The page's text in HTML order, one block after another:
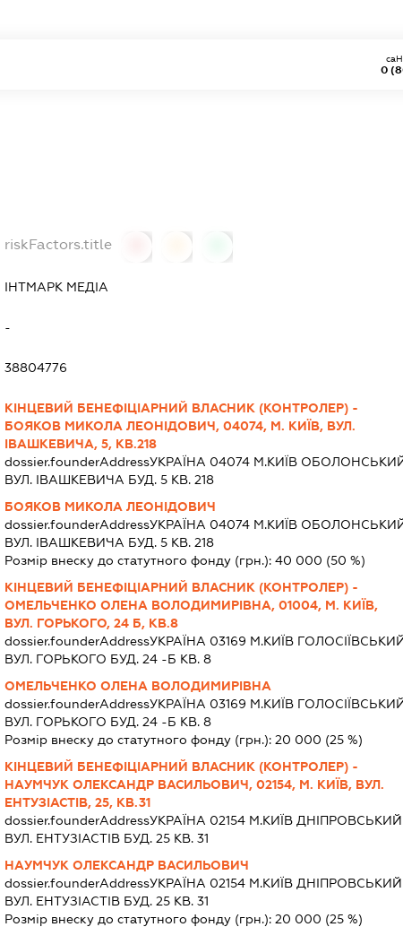
0
riskFactors.title
ІНТМАРК МЕДІА
-
38804776
КІНЦЕВИЙ БЕНЕФІЦІАРНИЙ ВЛАСНИК (КОНТРОЛЕР) -
БОЯКОВ МИКОЛА ЛЕОНІДОВИЧ, 04074, М. КИЇВ, ВУЛ.
ІВАШКЕВИЧА, 5, КВ.218
dossier.founderAddressУКРАЇНА 04074 М.КИЇВ
ВУЛ. ІВАШКЕВИЧА БУД. 5 КВ. 218
БОЯКОВ МИКОЛА ЛЕОНІДОВИЧ
dossier.founderAddressУКРАЇНА 04074 М.КИЇВ
ВУЛ. ІВАШКЕВИЧА БУД. 5 КВ. 218
Розмір внеску до статутного фонду (грн.):40 000 (50 %)
КІНЦЕВИЙ БЕНЕФІЦІАРНИЙ ВЛАСНИК (КОНТРОЛЕР) -
ОМЕЛЬЧЕНКО ОЛЕНА ВОЛОДИМИРІВНА, 01004, М. КИЇВ,
ВУЛ. ГОРЬКОГО, 24 Б, КВ.8
dossier.founderAddressУКРАЇНА 03169 М.КИЇВ
ВУЛ. ГОРЬКОГО БУД. 24 -Б КВ. 8
ОМЕЛЬЧЕНКО ОЛЕНА ВОЛОДИМИРІВНА
dossier.founderAddressУКРАЇНА 03169 М.КИЇВ
ВУЛ. ГОРЬКОГО БУД. 24 -Б КВ. 8
Розмір внеску до статутного фонду (грн.):20 000 (25 %)
КІНЦЕВИЙ БЕНЕФІЦІАРНИЙ ВЛАСНИК (КОНТРОЛЕР) -
НАУМЧУК ОЛЕКСАНДР ВАСИЛЬОВИЧ, 02154, М. КИЇВ, ВУЛ.
ЕНТУЗІАСТІВ, 25, КВ.31
dossier.founderAddressУКРАЇНА 02154 М.КИЇВ ДНІПРОВСЬКИЙ
ВУЛ. ЕНТУЗІАСТІВ БУД. 25 КВ. 31
НАУМЧУК ОЛЕКСАНДР ВАСИЛЬОВИЧ
dossier.founderAddressУКРАЇНА 02154 М.КИЇВ ДНІПРОВСЬКИЙ
ВУЛ. ЕНТУЗІАСТІВ БУД. 25 КВ. 31
Розмір внеску до статутного фонду (грн.):20 000 (25 %)